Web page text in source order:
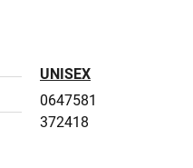
UNISEX
0647581
372418